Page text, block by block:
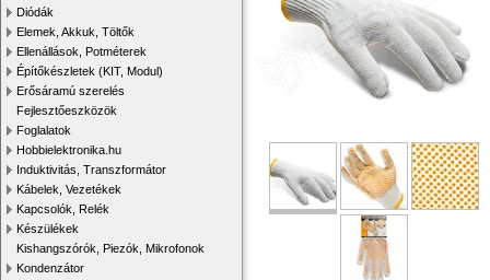
Diódák
Elemek, Akkuk, Töltők
Ellenállások, Potméterek
Építőkészletek (KIT, Modul)
Erősáramú szerelés
Fejlesztőeszközök
Foglalatok
Hobbielektronika.hu
Induktivitás, Transzformátor
Kábelek, Vezetékek
Kapcsolók, Relék
Készülékek
Kishangszórók, Piezók, Mikrofonok
Kondenzátor